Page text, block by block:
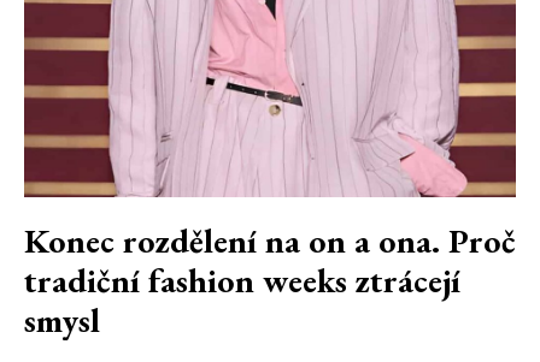
Konec rozdělení na on a ona. Proč
tradiční fashion weeks ztrácejí
smysl